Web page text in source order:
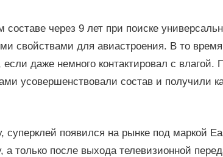
через 9 лет при поиске
свойствами для авиастроения. В то
даже немного контактировал с влагой.
усовершенствовали состав и получили
суперклей появился на рынке под маркой
а только после выхода телевизионной